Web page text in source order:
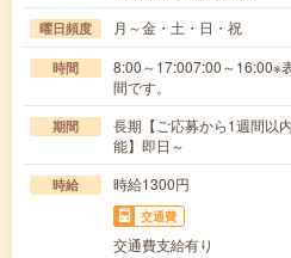
曜日頻度 月～金・土・日・祝
時間
8:00～17:007:00～16:00※
間です。
期間
長期【ご応募から1週間以
能】即日～
時給 時給1300円
交通費
交通費支給有り